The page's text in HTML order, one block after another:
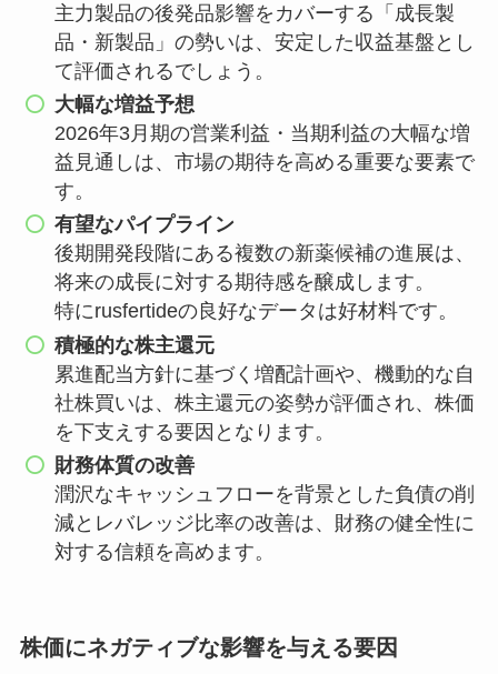
主力製品の後発品影響をカバーする「成長製
品・新製品」の勢いは、安定した収益基盤とし
て評価されるでしょう。
大幅な増益予想
2026年3月期の営業利益・当期利益の大幅な増
益見通しは、市場の期待を高める重要な要素で
す。
有望なパイプライン
後期開発段階にある複数の新薬候補の進展は、
将来の成長に対する期待感を醸成します。
特にrusfertideの良好なデータは好材料です。
積極的な株主還元
累進配当方針に基づく増配計画や、機動的な自
社株買いは、株主還元の姿勢が評価され、株価
を下支えする要因となります。
財務体質の改善
潤沢なキャッシュフローを背景とした負債の削
減とレバレッジ比率の改善は、財務の健全性に
対する信頼を高めます。
株価にネガティブな影響を与える要因